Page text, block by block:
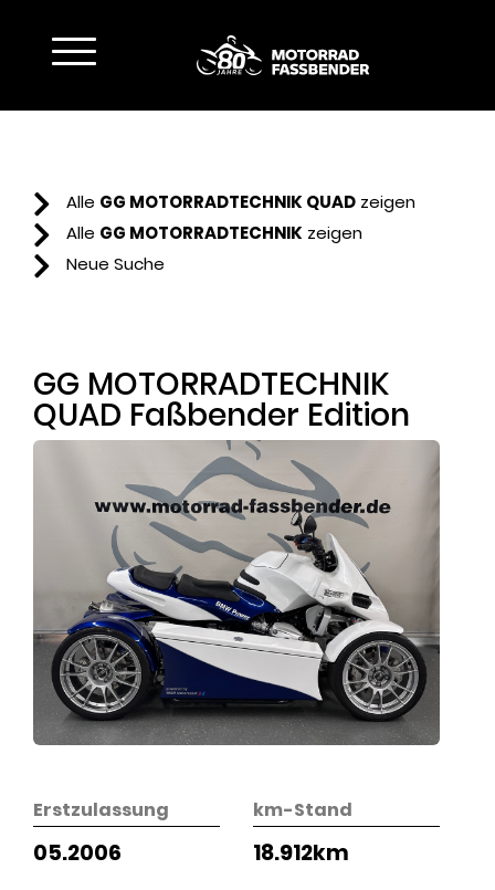
Toggle navigation
Fahrzeuge
Touren & Events
Alle GG MOTORRADTECHNIK QUAD zeigen
Alle GG MOTORRADTECHNIK zeigen
Neue Suche
GG MOTORRADTECHNIK
QUAD Faßbender Edition
Erstzulassung
05.2006
km-Stand
18.912km